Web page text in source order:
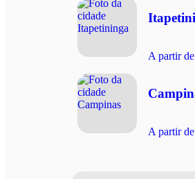
A partir de
A partir de